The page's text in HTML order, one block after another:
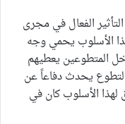
الفعال في مجرى
الأسلوب يحمي وجه
المتطوعين يعطيهم
التطوع يحدث دفاعاً عن
لهذا الأسلوب كان في